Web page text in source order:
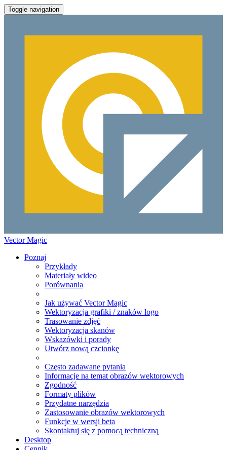
Toggle navigation
Vector Magic
Poznaj
Przykłady
Materiały wideo
Porównania
Jak używać Vector Magic
Wektoryzacja grafiki / znaków logo
Trasowanie zdjęć
Wektoryzacja skanów
Wskazówki i porady
Utwórz nową czcionkę
Często zadawane pytania
Informacje na temat obrazów wektorowych
Zgodność
Formaty plików
Przydatne narzędzia
Zastosowanie obrazów wektorowych
Funkcje w wersji beta
Skontaktuj się z pomocą techniczną
Desktop